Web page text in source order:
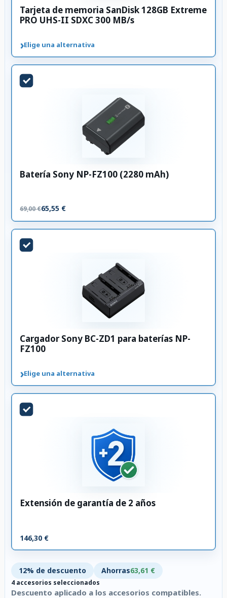
Tarjeta de memoria SanDisk 128GB Extreme
PRO UHS-II SDXC 300 MB/s
›Elige una alternativa
Batería Sony NP-FZ100 (2280 mAh)
69,00 €65,55 €
Cargador Sony BC-ZD1 para baterías NP-
FZ100
›Elige una alternativa
Extensión de garantía de 2 años
146,30 €
12% de descuento Ahorras63,61 €
4 accesorios seleccionados
Descuento aplicado a los accesorios compatibles.